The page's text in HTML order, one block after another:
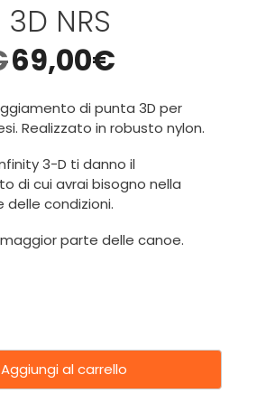
NRS
69,00€
di punta 3D per
Realizzato in robusto nylon.
3-D ti danno il
di cui avrai bisogno nella
condizioni.
parte delle canoe.
Aggiungi al carrello